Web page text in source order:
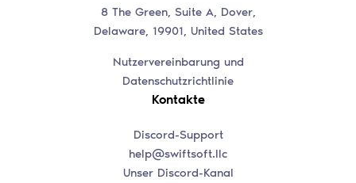
8 The Green, Suite A, Dover,
Delaware, 19901, United States
Nutzervereinbarung und
Datenschutzrichtlinie
Kontakte
Discord-Support
help@swiftsoft.llc
Unser Discord-Kanal